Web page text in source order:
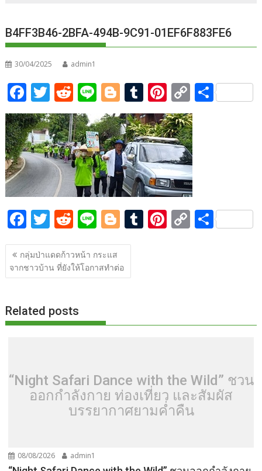
B4FF3B46-2BFA-494B-9C91-01EF6F883FE6
30/04/2025 admin1
F
ac
e
b
o
o
k
T
w
itt
er
R
e
d
di
t
Li
n
e
Bl
o
g
g
er
T
u
m
bl
r
Pi
nt
er
e
st
C
o
p
y
Li
n
k
S
F
ac
e
b
o
k
T
w
itt
er
R
e
d
di
Li
n
e
Bl
o
g
T Pi C
k
S
แนะแนว
เรื่อง
กลุ่มป่าแดดก้าวหน้า กระแส
จากชาวบ้าน ที่ยังให้โอกาสทำต่อ
Related posts
“Night Safari Dance with the Wild” ชวน
ออกกำลังกาย ท่องเที่ยว และสัมผัส
บรรยากาศยามค่ำคืน
08/08/2026 admin1